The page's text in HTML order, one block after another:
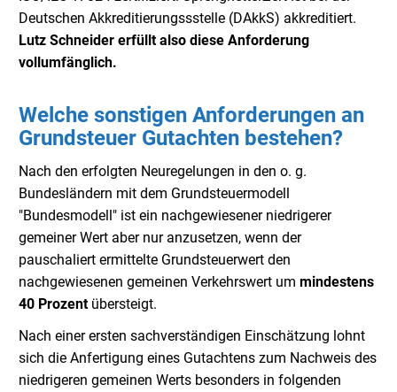
Deutschen Akkreditierungssstelle (DAkkS) akkreditiert.
Lutz Schneider erfüllt also diese Anforderung
vollumfänglich.
Welche sonstigen Anforderungen an
Grundsteuer Gutachten bestehen?
Nach den erfolgten Neuregelungen in den o. g.
Bundesländern mit dem Grundsteuermodell
"Bundesmodell" ist ein nachgewiesener niedrigerer
gemeiner Wert aber nur anzusetzen, wenn der
pauschaliert ermittelte Grundsteuerwert den
nachgewiesenen gemeinen Verkehrswert um mindestens
40 Prozentübersteigt.
Nach einer ersten sachverständigen Einschätzung lohnt
sich die Anfertigung eines Gutachtens zum Nachweis des
niedrigeren gemeinen Werts besonders in folgenden